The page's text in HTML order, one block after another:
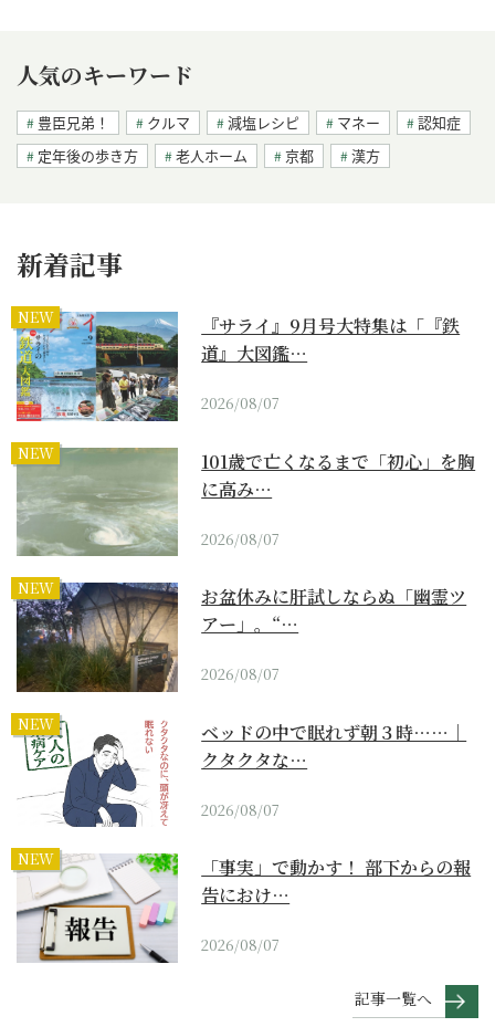
人気のキーワード
豊臣兄弟！ クルマ 減塩レシピ マネー
認知症
定年後の歩き方
老人ホーム 京都 漢方
新着記事
NEW
『サライ』9月号大特集は「『鉄
道』大図鑑…
2026/08/07
NEW
101歳で亡くなるまで「初心」を胸
に高み…
2026/08/07
NEW
お盆休みに肝試しならぬ「幽霊ツ
アー」。“…
2026/08/07
NEW
ベッドの中で眠れず朝３時……｜
クタクタな…
2026/08/07
NEW
「事実」で動かす！ 部下からの報
告におけ…
2026/08/07
記事一覧へ